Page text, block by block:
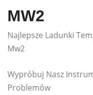
MW2
Najlepsze Ladunki
Mw2
Wypróbuj Nasz
Problemów